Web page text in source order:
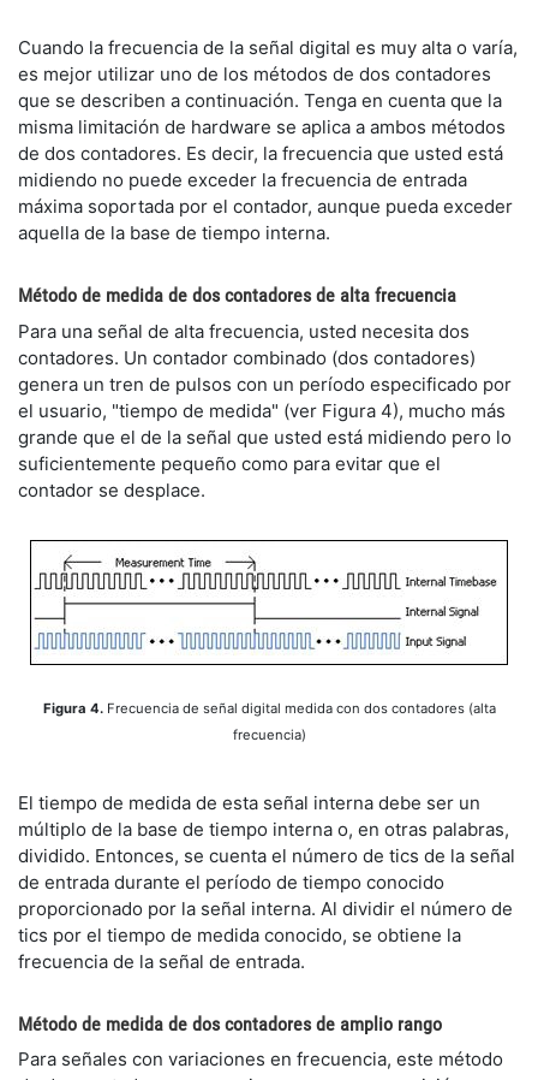
Cuando la frecuencia de la señal digital es muy alta o varía,
es mejor utilizar uno de los métodos de dos contadores
que se describen a continuación. Tenga en cuenta que la
misma limitación de hardware se aplica a ambos métodos
de dos contadores. Es decir, la frecuencia que usted está
midiendo no puede exceder la frecuencia de entrada
máxima soportada por el contador, aunque pueda exceder
aquella de la base de tiempo interna.
Método de medida de dos contadores de alta frecuencia
Para una señal de alta frecuencia, usted necesita dos
contadores. Un contador combinado (dos contadores)
genera un tren de pulsos con un período especificado por
el usuario, "tiempo de medida" (ver Figura 4), mucho más
grande que el de la señal que usted está midiendo pero lo
suficientemente pequeño como para evitar que el
contador se desplace.
Figura 4. Frecuencia de señal digital medida con dos contadores (alta
frecuencia)
El tiempo de medida de esta señal interna debe ser un
múltiplo de la base de tiempo interna o, en otras palabras,
dividido. Entonces, se cuenta el número de tics de la señal
de entrada durante el período de tiempo conocido
proporcionado por la señal interna. Al dividir el número de
tics por el tiempo de medida conocido, se obtiene la
frecuencia de la señal de entrada.
Método de medida de dos contadores de amplio rango
Para señales con variaciones en frecuencia, este método